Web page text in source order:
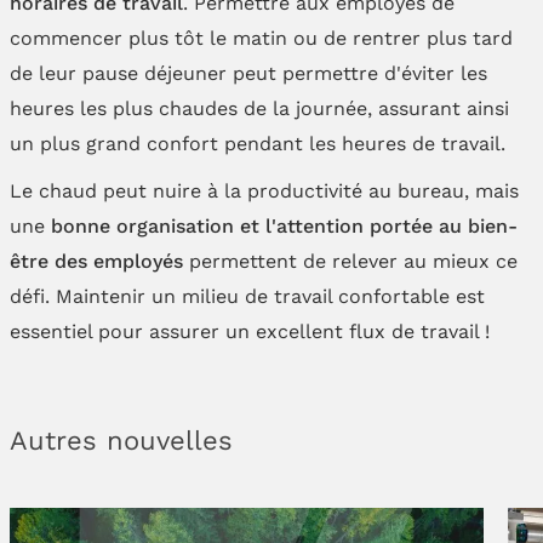
commencer plus tôt le matin ou de rentrer plus tard
de leur pause déjeuner peut permettre d'éviter les
heures les plus chaudes de la journée, assurant ainsi
un plus grand confort pendant les heures de travail.
Le chaud peut nuire à la productivité au bureau, mais
une bonne organisation et l'attention portée au bien-
être des employéspermettent de relever au mieux ce
défi. Maintenir un milieu de travail confortable est
essentiel pour assurer un excellent flux de travail !
Autres nouvelles